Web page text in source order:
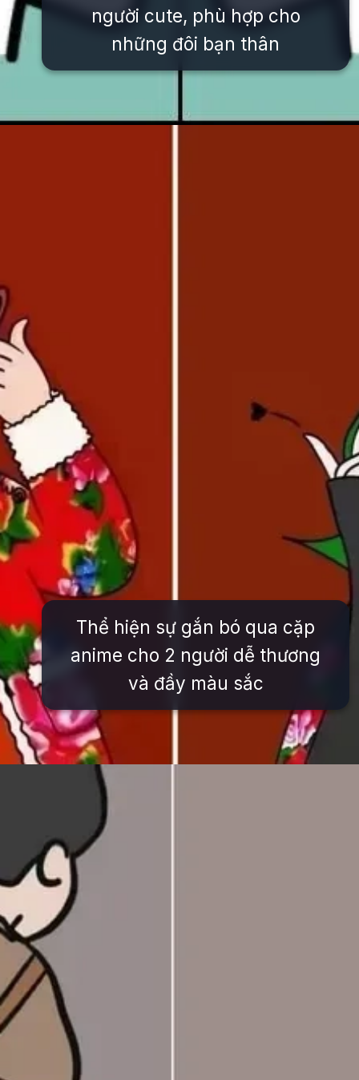
người cute, phù hợp cho
những đôi bạn thân
Thể hiện sự gắn bó qua cặp
anime cho 2 người dễ thương
và đầy màu sắc
https://issiloo.edu.vn/avatar-doi